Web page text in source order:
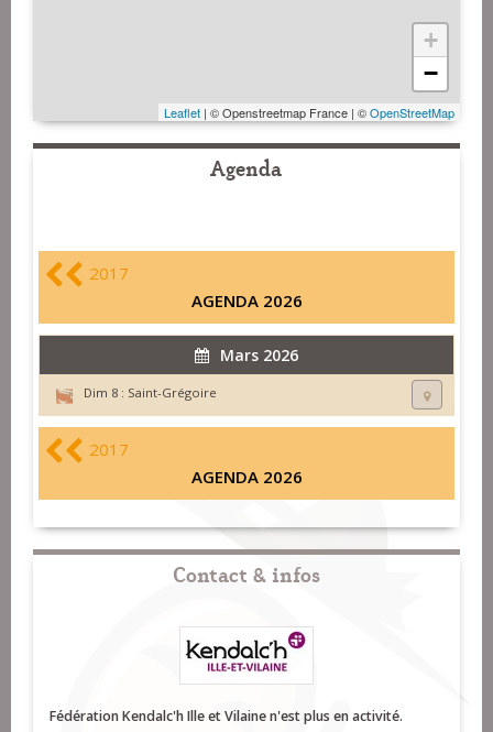
+
−
Leaflet | © Openstreetmap France | ©OpenStreetMap
Agenda
2017
AGENDA 2026
Mars 2026
Dim 8 : Saint-Grégoire
2017
AGENDA 2026
Contact & infos
Fédération Kendalc'h Ille et Vilaine n'est plus en activité.